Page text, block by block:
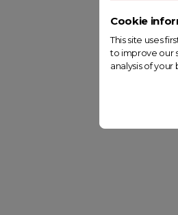
Cookie
This site uses
to improve our
analysis of your